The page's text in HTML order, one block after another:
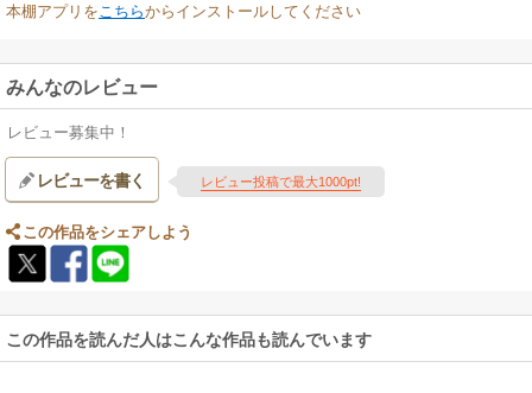
本棚アプリを こちらからインストールしてください
みんなのレビュー
レビュー募集中！
レビューを書く レビュー投稿で最大1000pt!
この作品をシェアしよう
この作品を読んだ人はこんな作品も読んでいます